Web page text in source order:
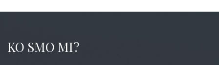
KO SMO MI?